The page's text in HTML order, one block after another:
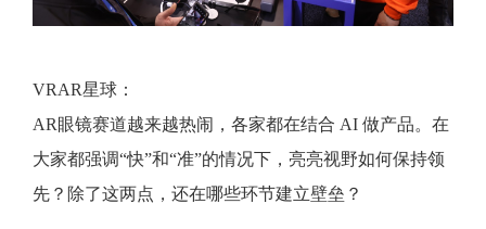
VRAR星球：
AR眼镜赛道越来越热闹，各家都在结合 AI 做产品。在
大家都强调“快”和“准”的情况下，亮亮视野如何保持领
先？除了这两点，还在哪些环节建立壁垒？